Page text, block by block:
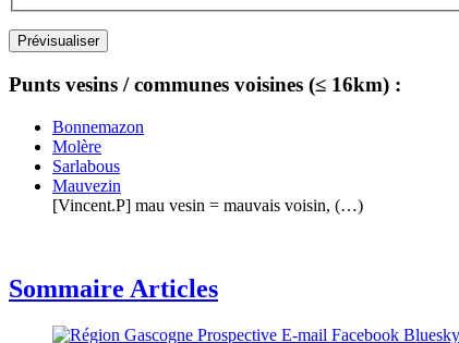
Punts vesins / communes voisines (≤ 16km) :
Bonnemazon
Molère
Sarlabous
Mauvezin
[Vincent.P] mau vesin = mauvais voisin, (…)
Sommaire Articles